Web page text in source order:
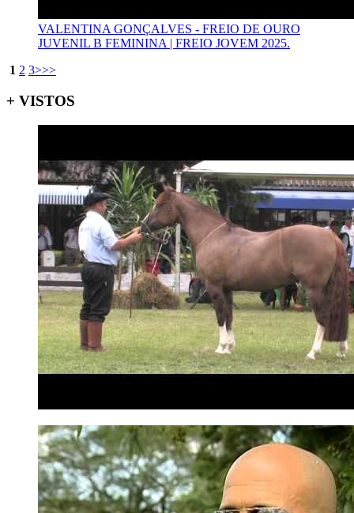
VALENTINA GONÇALVES - FREIO DE OURO
JUVENIL B FEMININA | FREIO JOVEM 2025.
1 2 3>>>
+ VISTOS